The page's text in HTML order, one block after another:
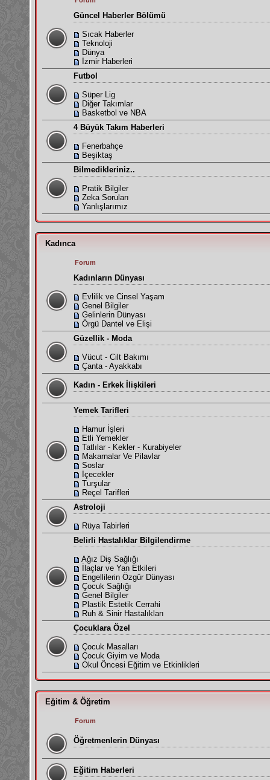
Güncel Haberler Bölümü
Sıcak Haberler
Teknoloji
Dünya
İzmir Haberleri
Futbol
Süper Lig
Diğer Takımlar
Basketbol ve NBA
4 Büyük Takım Haberleri
Fenerbahçe
Beşiktaş
Bilmedikleriniz..
Pratik Bilgiler
Zeka Soruları
Yanlışlarımız
Kadınca
Forum
Kadınların Dünyası
Evlilik ve Cinsel Yaşam
Genel Bilgiler
Gelinlerin Dünyası
Örgü Dantel ve Elişi
Güzellik - Moda
Vücut - Cilt Bakımı
Çanta - Ayakkabı
Kadın - Erkek İlişkileri
Yemek Tarifleri
Hamur İşleri
Etli Yemekler
Tatlılar - Kekler - Kurabiyeler
Makarnalar Ve Pilavlar
Soslar
İçecekler
Turşular
Reçel Tarifleri
Astroloji
Rüya Tabirleri
Belirli Hastalıklar Bilgilendirme
Ağız Diş Sağlığı
İlaçlar ve Yan Etkileri
Engellilerin Özgür Dünyası
Çocuk Sağlığı
Genel Bilgiler
Plastik Estetik Cerrahi
Ruh & Sinir Hastalıkları
Çocuklara Özel
Çocuk Masalları
Çocuk Giyim ve Moda
Okul Öncesi Eğitim ve Etkinlikleri
Eğitim & Öğretim
Forum
Öğretmenlerin Dünyası
Eğitim Haberleri